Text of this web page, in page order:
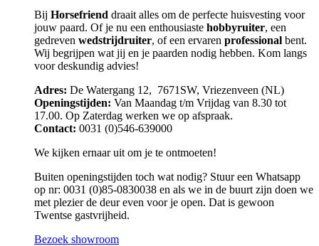
Bij Horsefriend draait alles om de perfecte huisvesting voor
jouw paard. Of je nu een enthousiaste hobbyruiter, een
gedreven wedstrijdruiter, of een ervaren professional bent.
Wij begrijpen wat jij en je paarden nodig hebben. Kom langs
voor deskundig advies!
Adres: De Watergang 12, 7671SW, Vriezenveen (NL)
Openingstijden: Van Maandag t/m Vrijdag van 8.30 tot
17.00. Op Zaterdag werken we op afspraak.
Contact: 0031 (0)546-639000
We kijken ernaar uit om je te ontmoeten!
Buiten openingstijden toch wat nodig? Stuur een Whatsapp
op nr: 0031 (0)85-0830038 en als we in de buurt zijn doen we
met plezier de deur even voor je open. Dat is gewoon
Twentse gastvrijheid.
Bezoek showroom